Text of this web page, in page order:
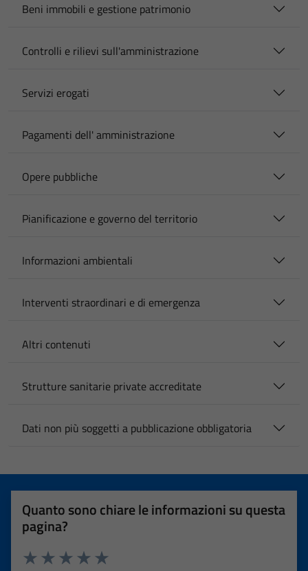
Beni immobili e gestione patrimonio
Controlli e rilievi sull'amministrazione
Servizi erogati
Pagamenti dell' amministrazione
Opere pubbliche
Pianificazione e governo del territorio
Informazioni ambientali
Interventi straordinari e di emergenza
Altri contenuti
Strutture sanitarie private accreditate
Dati non più soggetti a pubblicazione obbligatoria
Quanto sono chiare le informazioni su questa
pagina?